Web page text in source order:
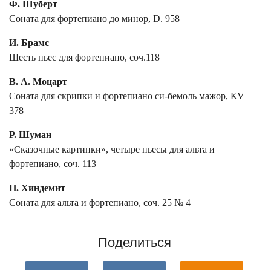
Ф. Шуберт
Соната для фортепиано до минор, D. 958
И. Брамс
Шесть пьес для фортепиано, соч.118
В. А. Моцарт
Соната для скрипки и фортепиано си-бемоль мажор, КV
378
Р. Шуман
«Сказочные картинки», четыре пьесы для альта и
фортепиано, соч. 113
П. Хиндемит
Соната для альта и фортепиано, соч. 25 № 4
Поделиться